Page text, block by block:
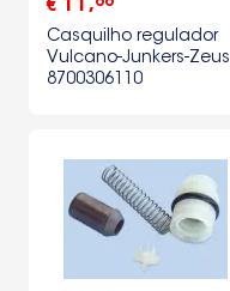
€ 11 ,
Casquilho regulador
Vulcano-Junkers-Zeus
8700306110